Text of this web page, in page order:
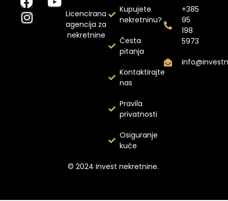
Licencirana
agencija za
nekretnine
Kupujete
nekretninu?
Česta
pitanja
Kontaktirajte
nas
Pravila
privatnosti
Osiguranje
kuće
+385
95
198
5973
© 2024 Invest nekretnine.